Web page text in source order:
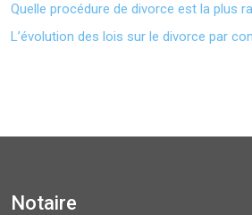
Quelle procédure de divorce est la plus
L’évolution des lois sur le divorce par
Notaire